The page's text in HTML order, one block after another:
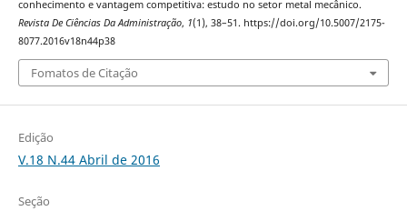
conhecimento e vantagem competitiva: estudo no setor metal mecânico.
Revista De Ciências Da Administração, 1(1), 38–51. https://doi.org/10.5007/2175-
8077.2016v18n44p38
Fomatos de Citação
Edição
V.18 N.44 Abril de 2016
Seção